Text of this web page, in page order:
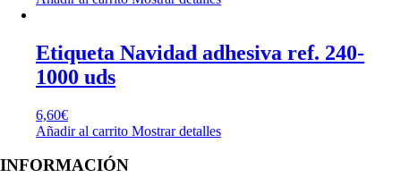
Etiqueta Navidad adhesiva ref. 240-
1000 uds
6,60€
Añadir al carrito Mostrar detalles
INFORMACIÓN